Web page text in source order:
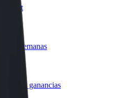
Bolt
las semanas
tus ganancias